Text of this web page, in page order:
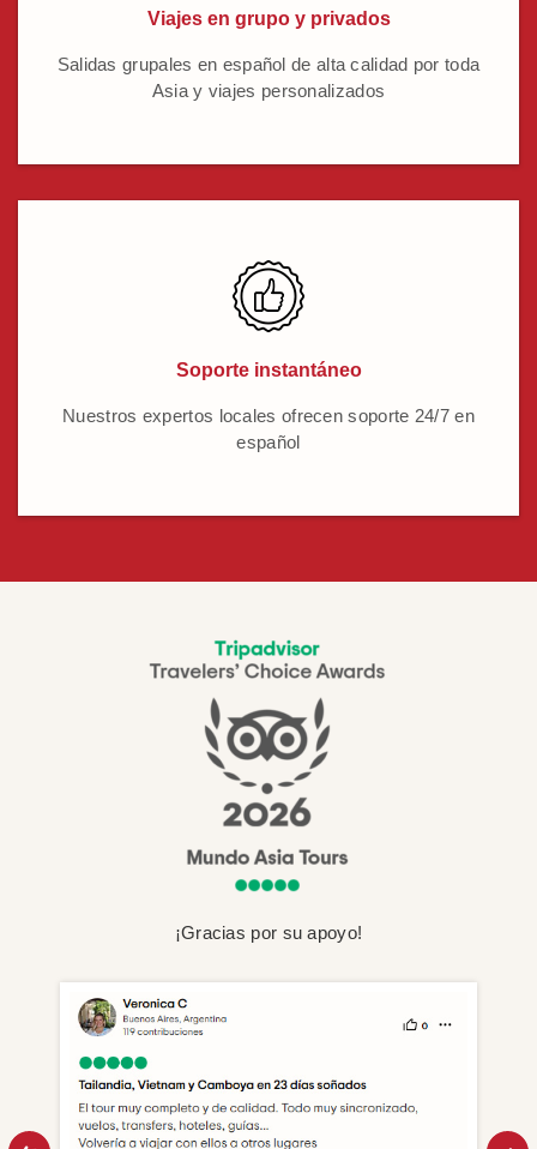
Viajes en grupo y privados
Salidas grupales en español de alta calidad por toda
Asia y viajes personalizados
Soporte instantáneo
Nuestros expertos locales ofrecen soporte 24/7 en
español
¡Gracias por su apoyo!